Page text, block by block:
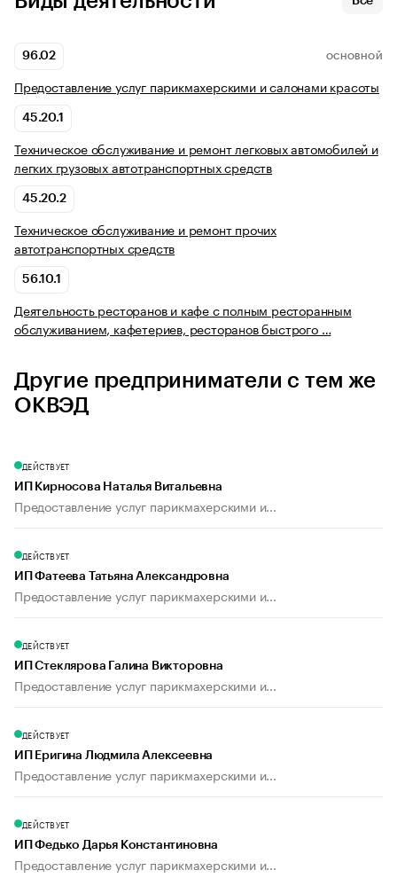
96.02 ОСНОВНОЙ
Предоставление услуг парикмахерскими и салонами красоты
45.20.1
Техническое обслуживание и ремонт легковых автомобилей и
легких грузовых автотранспортных средств
45.20.2
Техническое обслуживание и ремонт прочих
автотранспортных средств
56.10.1
Деятельность ресторанов и кафе с полным ресторанным
обслуживанием, кафетериев, ресторанов быстрого …
Другие предприниматели с тем же
ОКВЭД
ДЕЙСТВУЕТ
ИП Кирносова Наталья Витальевна
Предоставление услуг парикмахерскими и...
ДЕЙСТВУЕТ
ИП Фатеева Татьяна Александровна
Предоставление услуг парикмахерскими и...
ДЕЙСТВУЕТ
ИП Стеклярова Галина Викторовна
Предоставление услуг парикмахерскими и...
ДЕЙСТВУЕТ
ИП Еригина Людмила Алексеевна
Предоставление услуг парикмахерскими и...
ДЕЙСТВУЕТ
ИП Федько Дарья Константиновна
Предоставление услуг парикмахерскими и...